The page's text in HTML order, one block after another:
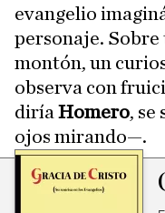
evangelio
personaje. Sobre
montón, un
observa con
diría Homero, se
ojos mirando—.